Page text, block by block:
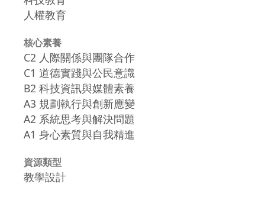
人權教育
核心素養
C2 人際關係與團隊合作
C1 道德實踐與公民意識
B2 科技資訊與媒體素養
A3 規劃執行與創新應變
A2 系統思考與解決問題
A1 身心素質與自我精進
資源類型
教學設計